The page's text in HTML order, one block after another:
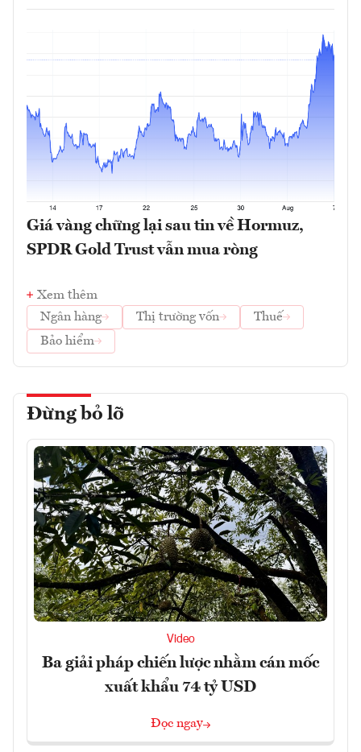
Giá vàng chững lại sau tin về Hormuz,
SPDR Gold Trust vẫn mua ròng
Xem thêm
Ngân hàng
Thị trường vốn
Thuế
Bảo hiểm
Đừng bỏ lỡ
Video
Ba giải pháp chiến lược nhằm cán mốc
xuất khẩu 74 tỷ USD
Đọc ngay